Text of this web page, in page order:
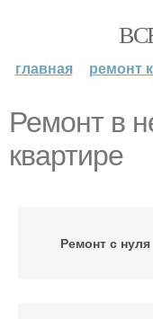
главная ремонт
Ремонт в
квартире
Ремонт с нуля